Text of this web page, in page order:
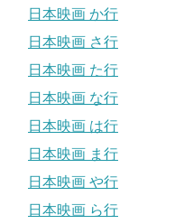
日本映画 か行
日本映画 さ行
日本映画 た行
日本映画 な行
日本映画 は行
日本映画 ま行
日本映画 や行
日本映画 ら行